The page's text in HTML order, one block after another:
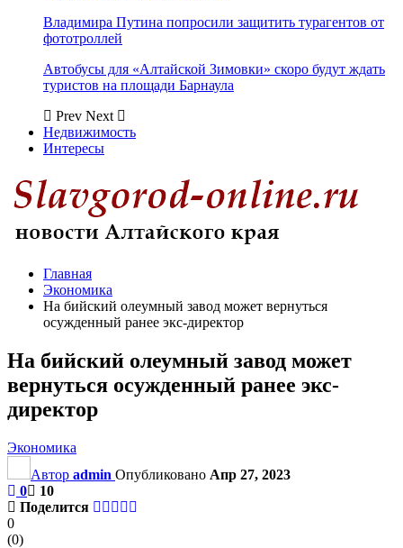
Владимира Путина попросили защитить турагентов от
фототроллей
Автобусы для «Алтайской Зимовки» скоро будут ждать
туристов на площади Барнаула
Prev Next
Недвижимость
Интересы
Главная
Экономика
На бийский олеумный завод может вернуться
осужденный ранее экс-директор
На бийский олеумный завод может
вернуться осужденный ранее экс-
директор
Экономика
Автор admin Опубликовано Апр 27, 2023
0
10
Поделится
0
(0)